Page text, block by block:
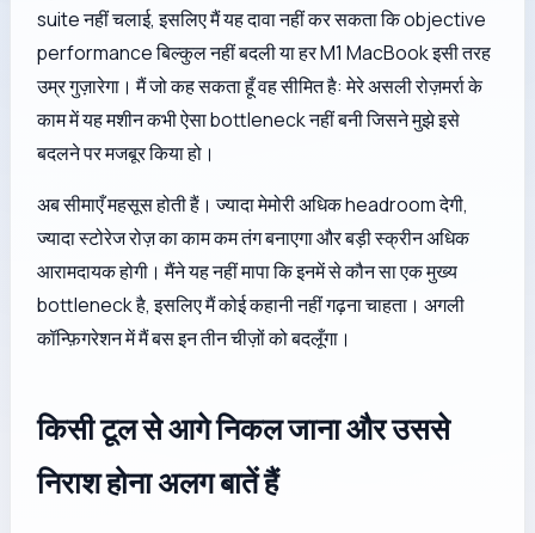
suite नहीं चलाई, इसलिए मैं यह दावा नहीं कर सकता कि objective
performance बिल्कुल नहीं बदली या हर M1 MacBook इसी तरह
उम्र गुज़ारेगा। मैं जो कह सकता हूँ वह सीमित है: मेरे असली रोज़मर्रा के
काम में यह मशीन कभी ऐसा bottleneck नहीं बनी जिसने मुझे इसे
बदलने पर मजबूर किया हो।
अब सीमाएँ महसूस होती हैं। ज्यादा मेमोरी अधिक headroom देगी,
ज्यादा स्टोरेज रोज़ का काम कम तंग बनाएगा और बड़ी स्क्रीन अधिक
आरामदायक होगी। मैंने यह नहीं मापा कि इनमें से कौन सा एक मुख्य
bottleneck है, इसलिए मैं कोई कहानी नहीं गढ़ना चाहता। अगली
कॉन्फ़िगरेशन में मैं बस इन तीन चीज़ों को बदलूँगा।
किसी टूल से आगे निकल जाना और उससे
निराश होना अलग बातें हैं